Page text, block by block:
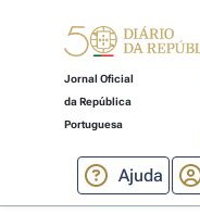
Jornal Oficial
da República
Portuguesa
Ajuda